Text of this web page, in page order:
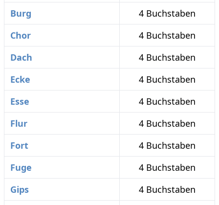
Burg
4 Buchstaben
Chor
4 Buchstaben
Dach
4 Buchstaben
Ecke
4 Buchstaben
Esse
4 Buchstaben
Flur
4 Buchstaben
Fort
4 Buchstaben
Fuge
4 Buchstaben
Gips
4 Buchstaben